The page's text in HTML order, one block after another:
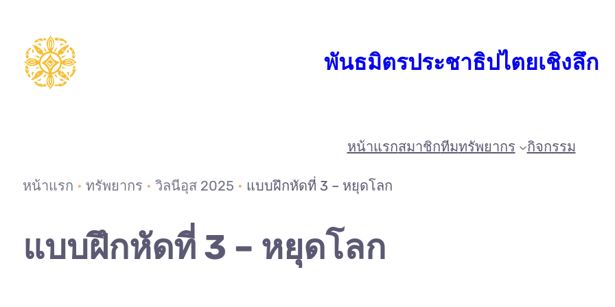
เนื้อหา
พันธมิตรประชาธิปไตยเชิงลึก
หน้าแรกสมาชิกทีมทรัพยากร กิจกรรม
หน้าแรก • ทรัพยากร • วิลนีอุส 2025 • แบบฝึกหัดที่ 3 – หยุดโลก
แบบฝึกหัดที่ 3 – หยุดโลก